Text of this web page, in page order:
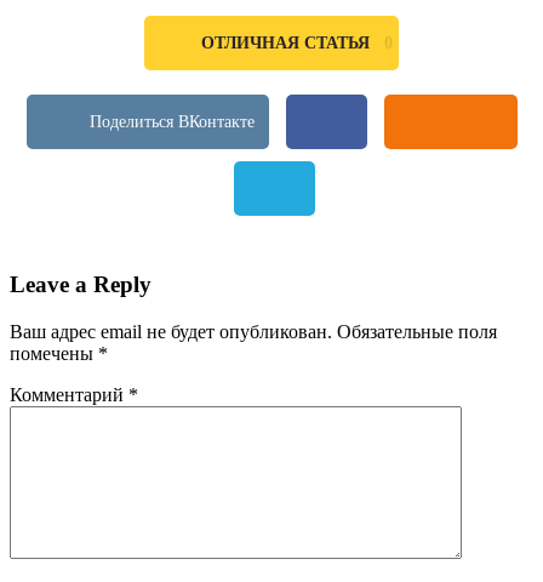
ОТЛИЧНАЯ СТАТЬЯ 0
Leave a Reply
Ваш адрес email не будет опубликован. Обязательные поля
помечены *
Комментарий *